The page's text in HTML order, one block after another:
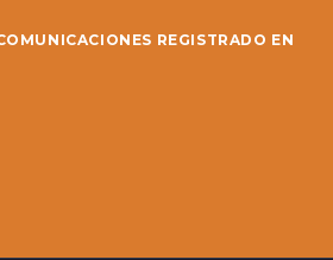
REGISTRADO EN